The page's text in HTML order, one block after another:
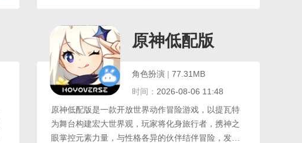
原神低配版
角色扮演 | 77.31MB
时间： 2026-08-06 11:48
原神低配版是一款开放世界动作冒险游戏，以提瓦特
为舞台构建宏大世界观，玩家将化身旅行者，携神之
眼掌控元素力量，与性格各异的伙伴结伴冒险，发掘